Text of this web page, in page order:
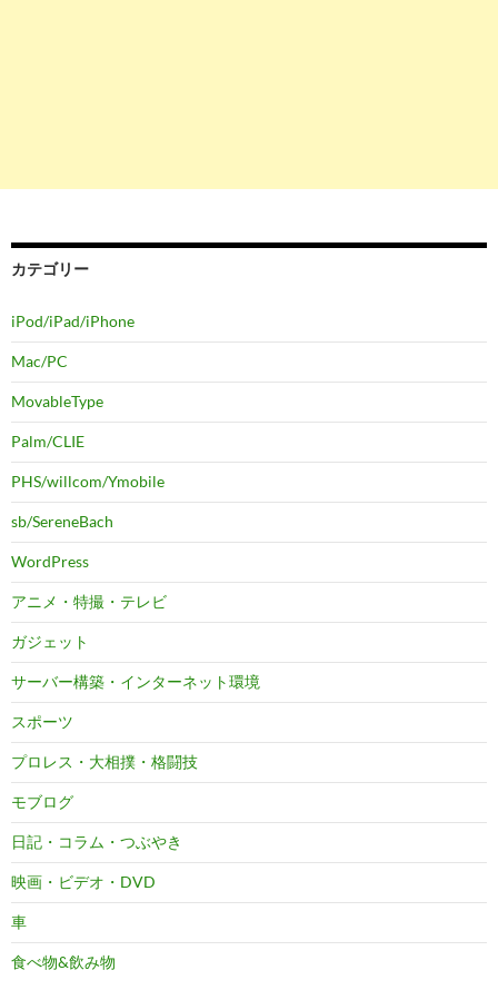
カテゴリー
iPod/iPad/iPhone
Mac/PC
MovableType
Palm/CLIE
PHS/willcom/Ymobile
sb/SereneBach
WordPress
アニメ・特撮・テレビ
ガジェット
サーバー構築・インターネット環境
スポーツ
プロレス・大相撲・格闘技
モブログ
日記・コラム・つぶやき
映画・ビデオ・DVD
車
食べ物&飲み物